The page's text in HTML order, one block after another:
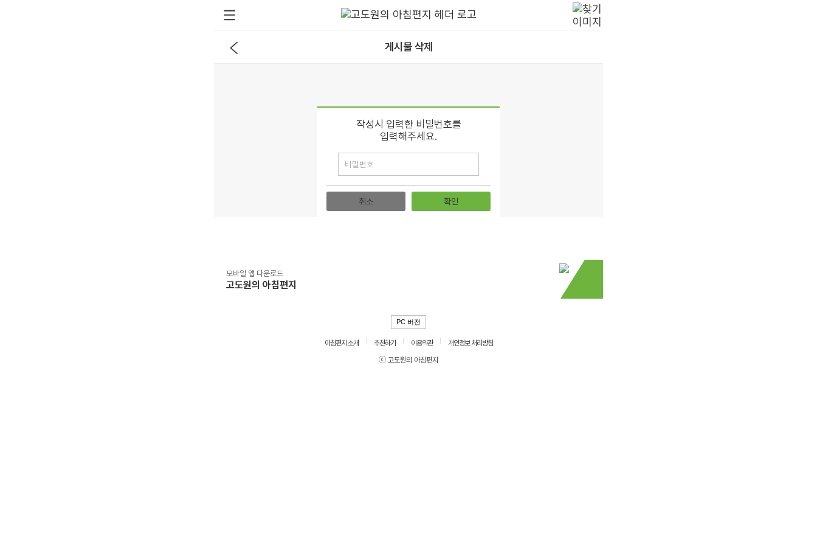
게시물 삭제
작성시 입력한 비밀번호를
입력해주세요.
취소 확인
모바일 앱 다운로드
고도원의 아침편지
PC 버전
아침편지 소개 추천하기 이용약관
개인정보 처리방침
ⓒ 고도원의 아침편지